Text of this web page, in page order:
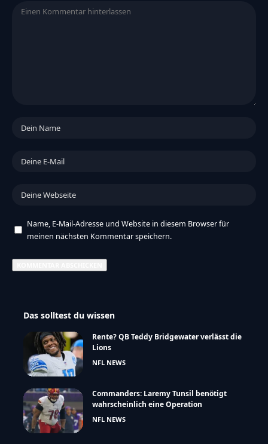
Name, E-Mail-Adresse und Website in diesem Browser für
meinen nächsten Kommentar speichern.
Das solltest du wissen
Rente? QB Teddy Bridgewater verlässt die
Lions
NFL NEWS
Commanders: Laremy Tunsil benötigt
wahrscheinlich eine Operation
NFL NEWS